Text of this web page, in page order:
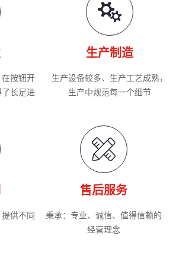
按钮开
长足进
生产制造
生产设备较多、生产工艺成熟，
生产中规范每一个细节
供不同
售后服务
秉承：专业、诚信、值得信赖的
经营理念